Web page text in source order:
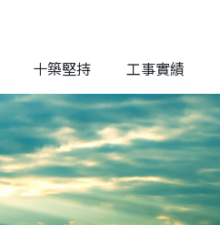
十築堅持 工事實績